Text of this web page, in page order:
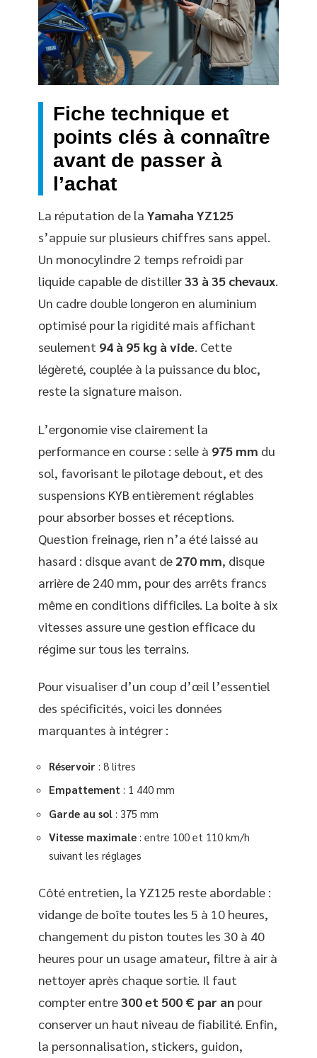
Fiche technique et
points clés à connaître
avant de passer à
l’achat
La réputation de la Yamaha YZ125
s’appuie sur plusieurs chiffres sans appel.
Un monocylindre 2 temps refroidi par
liquide capable de distiller33 à 35 chevaux.
Un cadre double longeron en aluminium
optimisé pour la rigidité mais affichant
seulement 94 à 95 kg à vide. Cette
légèreté, couplée à la puissance du bloc,
reste la signature maison.
L’ergonomie vise clairement la
performance en course : selle à 975 mm du
sol, favorisant le pilotage debout, et des
suspensions KYB entièrement réglables
pour absorber bosses et réceptions.
Question freinage, rien n’a été laissé au
hasard : disque avant de 270 mm, disque
arrière de 240 mm, pour des arrêts francs
même en conditions difficiles. La boite à six
vitesses assure une gestion efficace du
régime sur tous les terrains.
Pour visualiser d’un coup d’œil l’essentiel
des spécificités, voici les données
marquantes à intégrer :
Réservoir : 8 litres
Empattement : 1 440 mm
Garde au sol : 375 mm
Vitesse maximale : entre 100 et 110 km/h
suivant les réglages
Côté entretien, la YZ125 reste abordable :
vidange de boîte toutes les 5 à 10 heures,
changement du piston toutes les 30 à 40
heures pour un usage amateur, filtre à air à
nettoyer après chaque sortie. Il faut
compter entre300 et 500 € par an pour
conserver un haut niveau de fiabilité. Enfin,
la personnalisation, stickers, guidon,